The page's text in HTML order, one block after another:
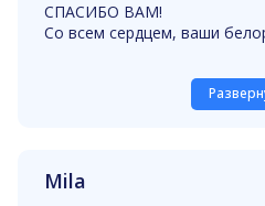
СПАСИБО ВАМ!
Со всем сердцем, ваши
Mila